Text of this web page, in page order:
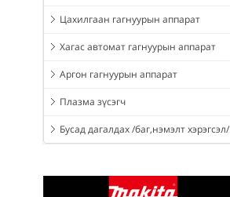
Цахилгаан гагнуурын аппарат
Хагас автомат гагнуурын аппарат
Аргон гагнуурын аппарат
Плазма зүсэгч
Бусад дагалдах /баг,нэмэлт хэрэгсэл/